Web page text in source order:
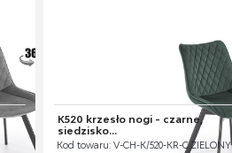
K520 krzesło nogi - czarne,
siedzisko...
Kod towaru: V-CH-K/520-KR-C.ZIELONY